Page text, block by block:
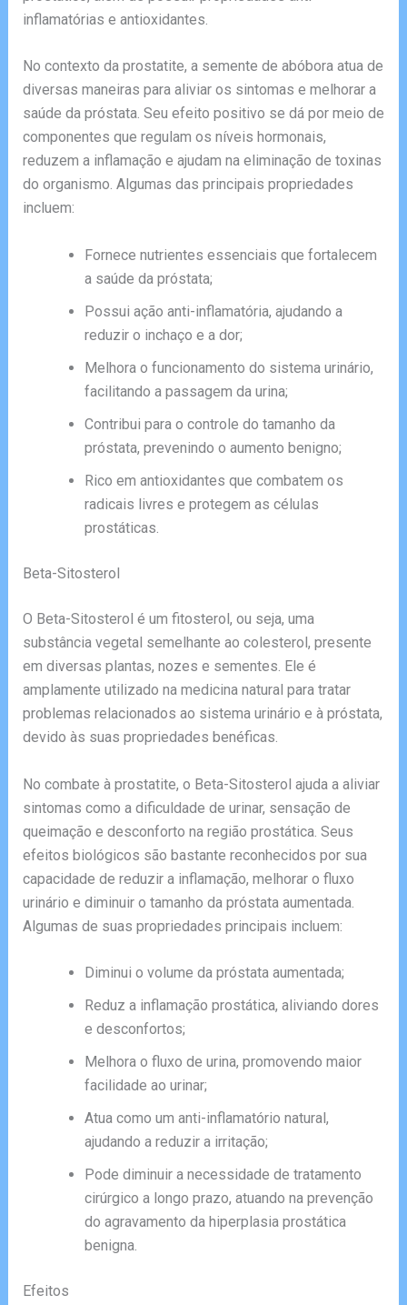
inflamatórias e antioxidantes.
No contexto da prostatite, a semente de abóbora atua de
diversas maneiras para aliviar os sintomas e melhorar a
saúde da próstata. Seu efeito positivo se dá por meio de
componentes que regulam os níveis hormonais,
reduzem a inflamação e ajudam na eliminação de toxinas
do organismo. Algumas das principais propriedades
incluem:
Fornece nutrientes essenciais que fortalecem
a saúde da próstata;
Possui ação anti-inflamatória, ajudando a
reduzir o inchaço e a dor;
Melhora o funcionamento do sistema urinário,
facilitando a passagem da urina;
Contribui para o controle do tamanho da
próstata, prevenindo o aumento benigno;
Rico em antioxidantes que combatem os
radicais livres e protegem as células
prostáticas.
Beta-Sitosterol
O Beta-Sitosterol é um fitosterol, ou seja, uma
substância vegetal semelhante ao colesterol, presente
em diversas plantas, nozes e sementes. Ele é
amplamente utilizado na medicina natural para tratar
problemas relacionados ao sistema urinário e à próstata,
devido às suas propriedades benéficas.
No combate à prostatite, o Beta-Sitosterol ajuda a aliviar
sintomas como a dificuldade de urinar, sensação de
queimação e desconforto na região prostática. Seus
efeitos biológicos são bastante reconhecidos por sua
capacidade de reduzir a inflamação, melhorar o fluxo
urinário e diminuir o tamanho da próstata aumentada.
Algumas de suas propriedades principais incluem:
Diminui o volume da próstata aumentada;
Reduz a inflamação prostática, aliviando dores
e desconfortos;
Melhora o fluxo de urina, promovendo maior
facilidade ao urinar;
Atua como um anti-inflamatório natural,
ajudando a reduzir a irritação;
Pode diminuir a necessidade de tratamento
cirúrgico a longo prazo, atuando na prevenção
do agravamento da hiperplasia prostática
benigna.
Efeitos